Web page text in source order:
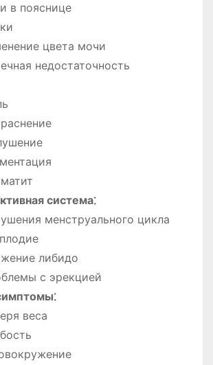
в пояснице
цвета мочи
недостаточность
система⁚
менструального цикла
либидо
с эрекцией
веса